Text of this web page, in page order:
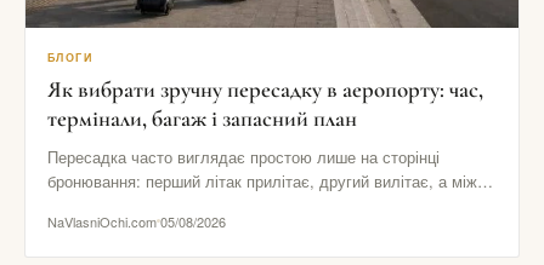
БЛОГИ
Як вибрати зручну пересадку в аеропорту: час,
термінали, багаж і запасний план
Пересадка часто виглядає простою лише на сторінці
бронювання: перший літак прилітає, другий вилітає, а між
NaVlasniOchi.com05/08/2026